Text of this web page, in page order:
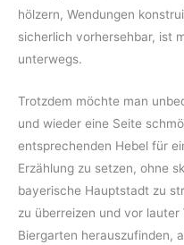
hölzern, Wendungen
sicherlich vorhersehbar, ist
unterwegs.
Trotzdem möchte man
und wieder eine Seite
entsprechenden Hebel für
Erzählung zu setzen, ohne
bayerische Hauptstadt zu
zu überreizen und vor
Biergarten herauszufinden,